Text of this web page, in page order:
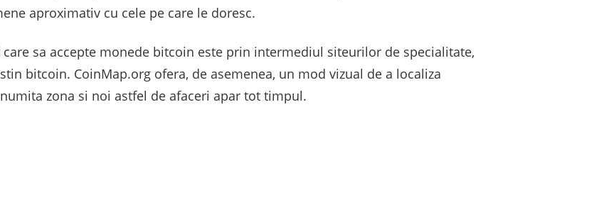
aproximativ cu cele pe care le doresc.
sa accepte monede bitcoin este prin intermediul siteurilor de specialitate,
bitcoin. CoinMap.org ofera, de asemenea, un mod vizual de a localiza
zona si noi astfel de afaceri apar tot timpul.